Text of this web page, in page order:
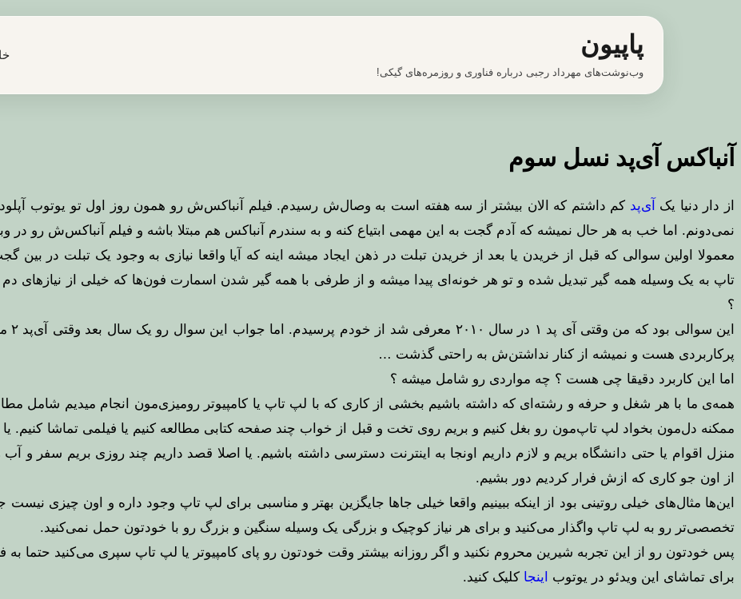
پاپیون
وب‌نوشت‌های مهرداد رجبی درباره فناوری و روزمره‌های گیکی!
آنباکس آی‌پد نسل سوم
از دار دنیا یک آی‌پد کم داشتم که الان بیشتر از سه هفته است به وصال‌ش رسیدم. فیلم آنباکس‌ش رو همون روز اول تو یوتوب آپلود
نمی‌دونم. اما خب به هر حال نمیشه که آدم گجت به این مهمی ابتیاع کنه و به سندرم آنباکس هم مبتلا باشه و فیلم آنباکس‌ش رو در
معمولا اولین سوالی که قبل از خریدن یا بعد از خریدن تبلت در ذهن ایجاد میشه اینه که آیا واقعا نیازی به وجود یک تبلت در
تاپ به یک وسیله همه گیر تبدیل شده و تو هر خونه‌ای پیدا میشه و از طرفی با همه گیر شدن اسمارت فون‌ها که خیلی از نیازهای دم
؟
پرکاربردی هست و نمیشه از کنار نداشتن‌‌ش به راحتی گذشت …
اما این کاربرد دقیقا چی هست ؟ چه مواردی رو شامل میشه ؟
همه‌ی ما با هر شغل و حرفه و رشته‌ای که داشته باشیم بخشی از کاری که با لپ تاپ یا کامپیوتر رومیزی‌مون انجام میدیم شامل
ممکنه دل‌مون بخواد لپ تاپ‌مون رو بغل کنیم و بریم روی تخت و قبل از خواب چند صفحه کتابی مطالعه کنیم یا فیلمی تماشا کنیم.
منزل اقوام یا حتی دانشگاه بریم و لازم داریم اونجا به اینترنت دسترسی داشته باشیم. یا اصلا قصد داریم چند روزی بریم
از اون جو کاری که ازش فرار کردیم دور بشیم.
این‌ها مثال‌های خیلی روتینی بود از اینکه ببینیم واقعا خیلی جاها جایگزین بهتر و مناسبی برای لپ تاپ وجود داره و اون چیزی
تخصصی‌تر رو به لپ تاپ واگذار می‌کنید و برای هر نیاز کوچیک و بزرگی یک وسیله سنگین و بزرگ رو با خودتون حمل نمی‌کنید.
پس خودتون رو از این تجربه شیرین محروم نکنید و اگر روزانه بیشتر وقت خودتون رو پای کامپیوتر یا لپ تاپ سپری می‌کنید حتما
برای تماشای این ویدئو در یوتوب
اینجا کلیک کنید.